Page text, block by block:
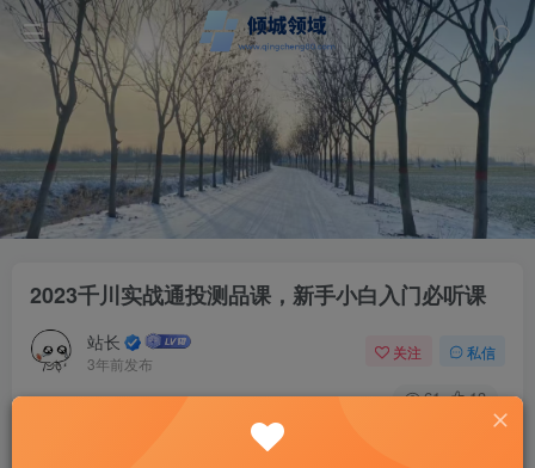
2023千川实战通投测品课，新手小白入门必听课
站长
3年前发布
关注 私信
61 13